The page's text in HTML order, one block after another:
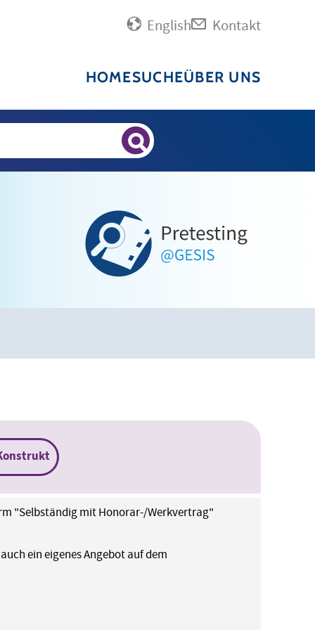
English Kontakt
HOMESUCHEÜBER UNS
"Selbständig mit Honorar-/Werkvertrag"
ein eigenes Angebot auf dem